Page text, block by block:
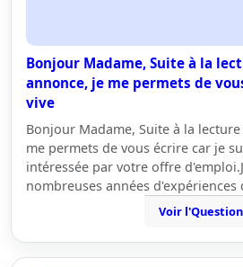
Bonjour Madame, Suite à la
annonce, je me permets de
vive
Bonjour Madame, Suite à la
me permets de vous écrire car je
intéressée par votre offre
nombreuses années d'expériences
Voir l'Question